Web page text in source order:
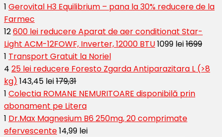
1 Gerovital H3 Equilibrium – pana la 30% reducere de la
Farmec
12600 lei reducere Aparat de aer conditionat Star-
Light ACM-12FOWF, Inverter, 12000 BTU1099 lei1699
1 Transport Gratuit la Noriel
4 25 lei reducere Foresto Zgarda Antiparazitara L (>8
kg) 143,45 lei179,31
1 Colectia ROMANE NEMURITOARE disponibilă prin
abonament pe Litera
1 Dr.Max Magnesium B6 250mg, 20 comprimate
efervescente14,99 lei